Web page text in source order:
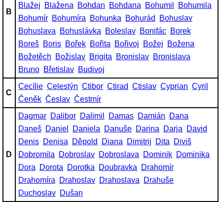
B
Blažej
Blažena Bohdan Bohdana Bohumil
Bohumila
Bohumír Bohumíra Bohunka Bohurád
Bohuslav
Bohuslava
Bohuslávka Boleslav Bonifác Borek
Boreš Boris Bořek Bořita Bořivoj Božej
Božena
Božetěch
Božislav Brigita Bronislav Bronislava
Bruno Břetislav Budivoj
C
Cecílie Celestýn Ctibor Ctirad Ctislav Cyprian Cyril
Čeněk Česlav Čestmír
D
Dagmar Dalibor Dalimil Damas Damián
Dana
Daneš Daniel Daniela Danuše Darina Darja
David
Denis Denisa Děpold Diana Dimitrij Dita
Diviš
Dobromila
Dobroslav Dobroslava Dominik Dominika
Dora
Dorota Dorotka Doubravka
Drahomír
Drahomíra
Drahoslav Drahoslava
Drahuše
Duchoslav Dušan